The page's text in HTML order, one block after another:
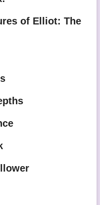
of Elliot: The